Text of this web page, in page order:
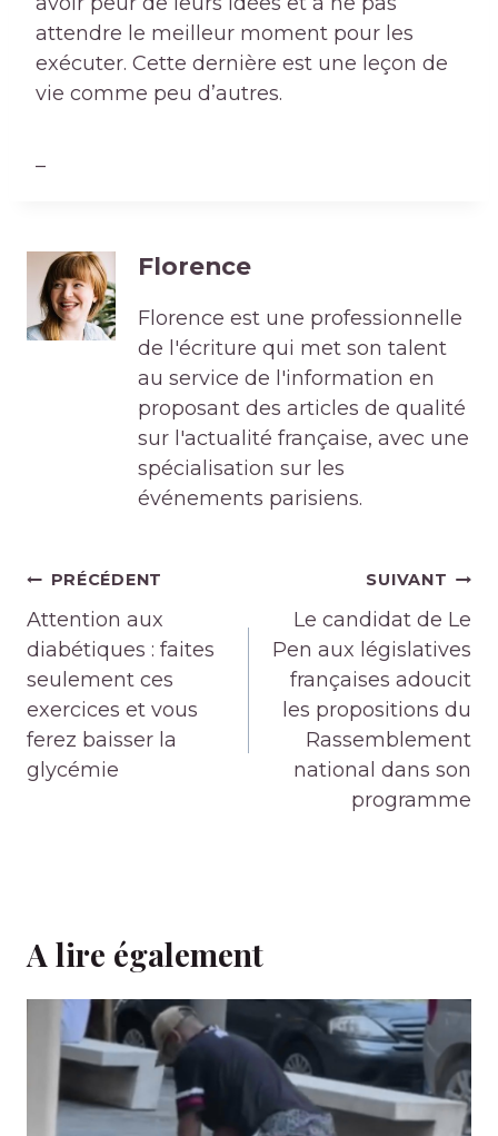
attendre le meilleur moment pour les
exécuter. Cette dernière est une leçon de
vie comme peu d’autres.
_
Florence
Florence est une professionnelle
de l'écriture qui met son talent
au service de l'information en
proposant des articles de qualité
sur l'actualité française, avec une
spécialisation sur les
événements parisiens.
Navigation
de
l’article
PRÉCÉDENT
Attention aux
diabétiques : faites
seulement ces
exercices et vous
ferez baisser la
glycémie
SUIVANT
Le candidat de Le
Pen aux législatives
françaises adoucit
les propositions du
Rassemblement
national dans son
programme
A lire également